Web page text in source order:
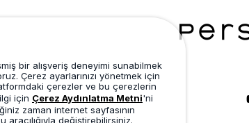
bir alışveriş deneyimi sunabilmek
Çerez ayarlarınızı yönetmek için
çerezler ve bu çerezlerin
için Çerez Aydınlatma Metni'ni
zaman internet sayfasının
aracılığıyla değiştirebilirsiniz.